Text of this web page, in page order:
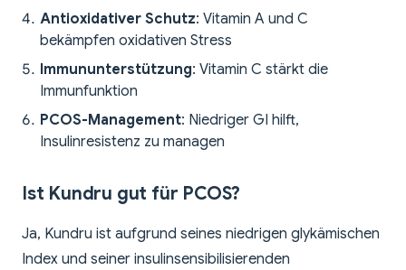
Antioxidativer Schutz: Vitamin A und C
bekämpfen oxidativen Stress
Immununterstützung: Vitamin C stärkt die
Immunfunktion
PCOS-Management: Niedriger GI hilft,
Insulinresistenz zu managen
Ist Kundru gut für PCOS?
Ja, Kundru ist aufgrund seines niedrigen glykämischen
Index und seiner insulinsensibilisierenden